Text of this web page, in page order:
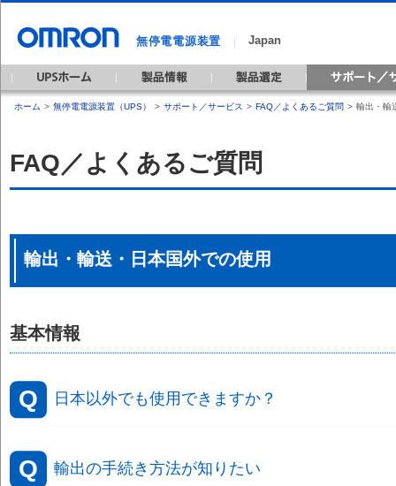
無停電電源装置 ｜ Japan
ホーム > 無停電電源装置（UPS） > サポート／サービス > FAQ／よくあるご質問 > 輸出・輸
FAQ／よくあるご質問
輸出・輸送・日本国外での使用
基本情報
日本以外でも使用できますか？
輸出の手続き方法が知りたい